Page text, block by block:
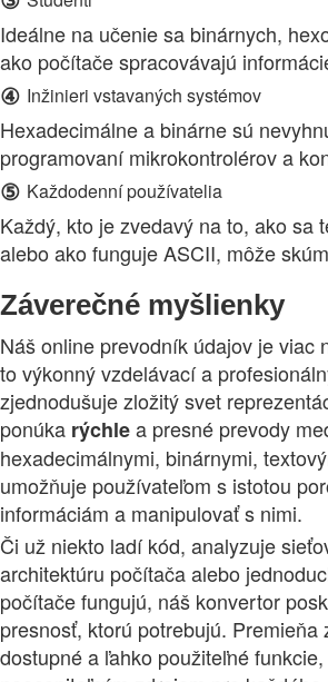
Ideálne na učenie sa binárnych,
ako počítače spracovávajú
④ Inžinieri vstavaných systémov
Hexadecimálne a binárne sú
programovaní mikrokontrolérov a
⑤ Každodenní používatelia
Každý, kto je zvedavý na to, ako sa
alebo ako funguje ASCII, môže
Záverečné myšlienky
Náš online prevodník údajov je viac
to výkonný vzdelávací a
zjednodušuje zložitý svet
ponúka rýchlea presné prevody
hexadecimálnymi, binárnymi,
umožňuje používateľom s istotou
informáciám a manipulovať s nimi.
Či už niekto ladí kód, analyzuje
architektúru počítača alebo
počítače fungujú, náš konvertor
presnosť, ktorú potrebujú. Premieňa
dostupné a ľahko použiteľné